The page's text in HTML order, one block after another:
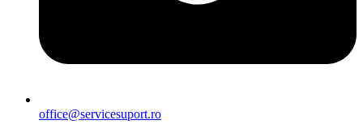
office@servicesuport.ro